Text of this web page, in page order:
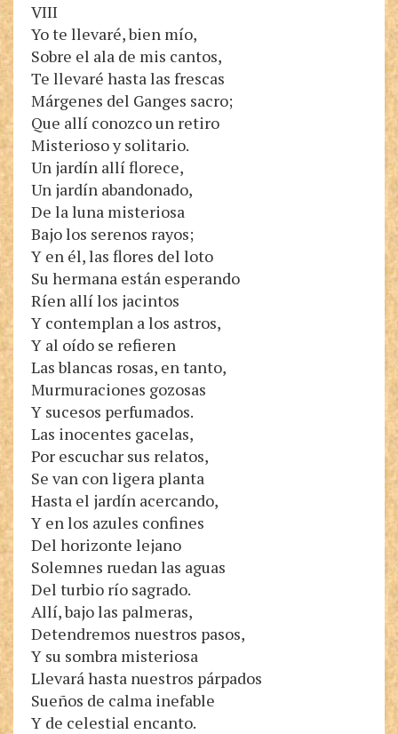
VIII
Yo te llevaré, bien mío,
Sobre el ala de mis cantos,
Te llevaré hasta las frescas
Márgenes del Ganges sacro;
Que allí conozco un retiro
Misterioso y solitario.
Un jardín allí florece,
Un jardín abandonado,
De la luna misteriosa
Bajo los serenos rayos;
Y en él, las flores del loto
Su hermana están esperando
Ríen allí los jacintos
Y contemplan a los astros,
Y al oído se refieren
Las blancas rosas, en tanto,
Murmuraciones gozosas
Y sucesos perfumados.
Las inocentes gacelas,
Por escuchar sus relatos,
Se van con ligera planta
Hasta el jardín acercando,
Y en los azules confines
Del horizonte lejano
Solemnes ruedan las aguas
Del turbio río sagrado.
Allí, bajo las palmeras,
Detendremos nuestros pasos,
Y su sombra misteriosa
Llevará hasta nuestros párpados
Sueños de calma inefable
Y de celestial encanto.